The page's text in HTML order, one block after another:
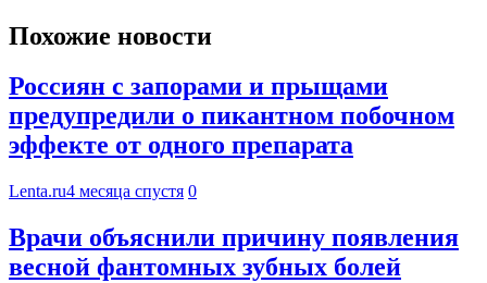
Похожие новости
Россиян с запорами и прыщами
предупредили о пикантном побочном
эффекте от одного препарата
Lenta.ru4 месяца спустя 0
Врачи объяснили причину появления
весной фантомных зубных болей